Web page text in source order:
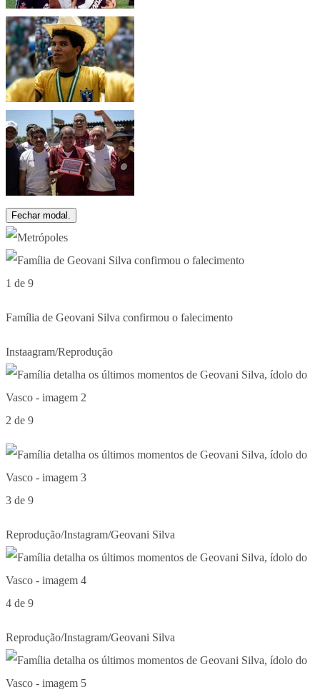
Fechar modal.
1 de 9
Família de Geovani Silva confirmou o falecimento
Instaagram/Reprodução
2 de 9
3 de 9
Reprodução/Instagram/Geovani Silva
4 de 9
Reprodução/Instagram/Geovani Silva